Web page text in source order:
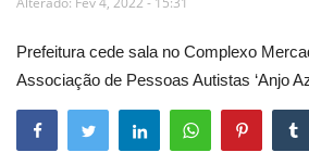
Mural de Licitações
Notícias
Vídeos
Prefeitura cede sala no Complexo
Associação de Pessoas Autistas ‘Anjo